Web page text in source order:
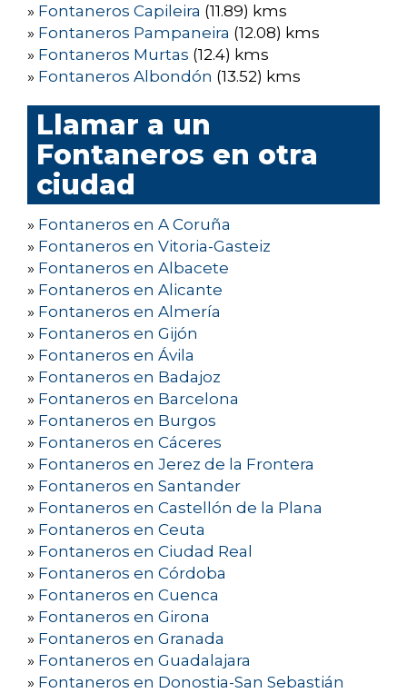
» Fontaneros Capileira (11.89) kms
» Fontaneros Pampaneira (12.08) kms
» Fontaneros Murtas (12.4) kms
» Fontaneros Albondón (13.52) kms
Llamar a un
Fontaneros en otra
ciudad
» Fontaneros en A Coruña
» Fontaneros en Vitoria-Gasteiz
» Fontaneros en Albacete
» Fontaneros en Alicante
» Fontaneros en Almería
» Fontaneros en Gijón
» Fontaneros en Ávila
» Fontaneros en Badajoz
» Fontaneros en Barcelona
» Fontaneros en Burgos
» Fontaneros en Cáceres
» Fontaneros en Jerez de la Frontera
» Fontaneros en Santander
» Fontaneros en Castellón de la Plana
» Fontaneros en Ceuta
» Fontaneros en Ciudad Real
» Fontaneros en Córdoba
» Fontaneros en Cuenca
» Fontaneros en Girona
» Fontaneros en Granada
» Fontaneros en Guadalajara
» Fontaneros en Donostia-San Sebastián